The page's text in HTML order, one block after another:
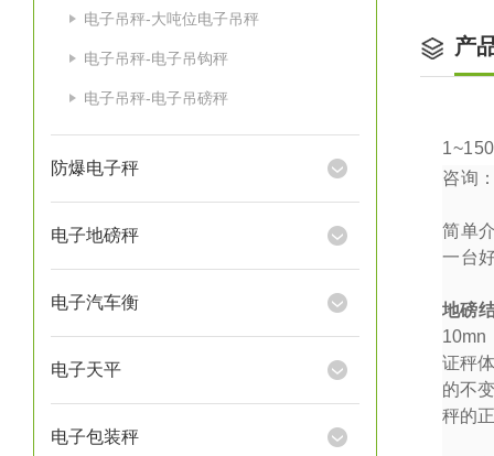
电子吊秤-大吨位电子吊秤
电子吊秤-电子吊钩秤
电子吊秤-电子吊磅秤
防爆电子秤
电子地磅秤
电子汽车衡
电子天平
电子包装秤
产
1~150
咨询
简单
一台
地磅
10mn
证秤
的不
秤的